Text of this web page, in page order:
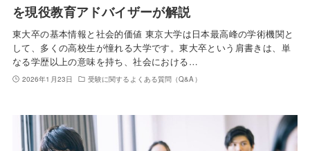
を現役教育アドバイザーが解説
東大卒の基本情報と社会的価値 東京大学は日本最高峰の学術機関と
して、多くの高校生が憧れる大学です。東大卒という肩書きは、単
なる学歴以上の意味を持ち、社会における…
2026年1月23日 受験に関するよくある質問（Q&A）